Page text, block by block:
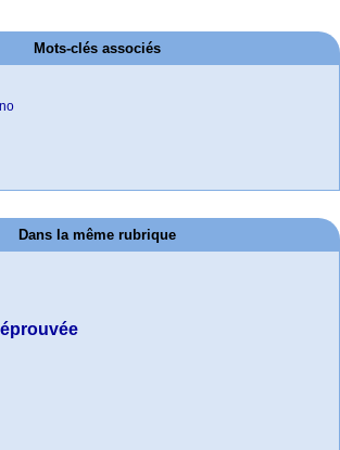
Mots-clés associés
Dans la même rubrique